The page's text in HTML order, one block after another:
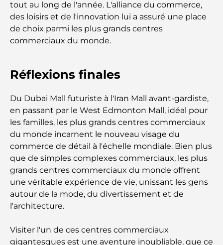
Qu’est-ce qu’Ejari aux Émirats arabes unis ? Guide
complet pour les locataires et les propriétaires
Banques internationales à Dubaï : Votre guide
Bars du centre-ville de Dubaï : Guide complet des
Le plus grand supermarché de Dubaï : un guide
complet
Guide complet de l'indice des frais de service à
Dubaï
Les meilleurs clubs sportifs de Dubaï : quand le
fitness rencontre le style de vie
destinations fitness les plus exclusives de la ville
tout au long de l'année. L'alliance du commerce,
des loisirs et de l'innovation lui a assuré une place
de choix parmi les plus grands centres
commerciaux du monde.
Réflexions finales
Du Dubai Mall futuriste à l'Iran Mall avant-gardiste,
en passant par le West Edmonton Mall, idéal pour
les familles, les plus grands centres commerciaux
du monde incarnent le nouveau visage du
commerce de détail à l'échelle mondiale. Bien plus
que de simples complexes commerciaux, les plus
grands centres commerciaux du monde offrent
une véritable expérience de vie, unissant les gens
autour de la mode, du divertissement et de
l'architecture.
Visiter l'un de ces centres commerciaux
gigantesques est une aventure inoubliable, que ce